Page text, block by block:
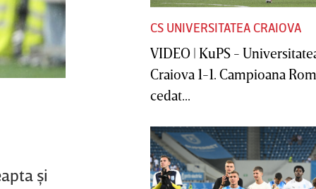
şi
CS UNIVERSITATEA CRAIOVA
VIDEO | KuPS -
Craiova 1-1. Campioana
cedat...